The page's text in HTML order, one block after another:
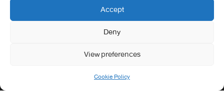
Accept
Deny
View preferences
Cookie Policy
contact@univ-tebessa.dz